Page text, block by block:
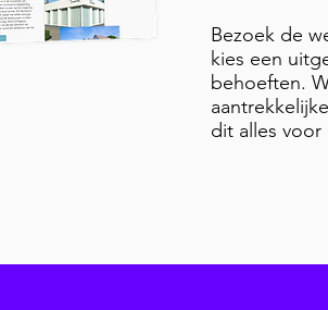
Bezoek de
kies een
behoeften.
dit alles